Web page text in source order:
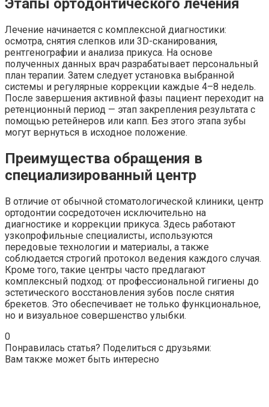
Этапы ортодонтического лечения
Лечение начинается с комплексной диагностики:
осмотра, снятия слепков или 3D-сканирования,
рентгенографии и анализа прикуса. На основе
полученных данных врач разрабатывает персональный
план терапии. Затем следует установка выбранной
системы и регулярные коррекции каждые 4–8 недель.
После завершения активной фазы пациент переходит на
ретенционный период — этап закрепления результата с
помощью ретейнеров или капп. Без этого этапа зубы
могут вернуться в исходное положение.
Преимущества обращения в
специализированный центр
В отличие от обычной стоматологической клиники, центр
ортодонтии сосредоточен исключительно на
диагностике и коррекции прикуса. Здесь работают
узкопрофильные специалисты, используются
передовые технологии и материалы, а также
соблюдается строгий протокол ведения каждого случая.
Кроме того, такие центры часто предлагают
комплексный подход: от профессиональной гигиены до
эстетического восстановления зубов после снятия
брекетов. Это обеспечивает не только функциональное,
но и визуальное совершенство улыбки.
0
Понравилась статья? Поделиться с друзьями:
Вам также может быть интересно